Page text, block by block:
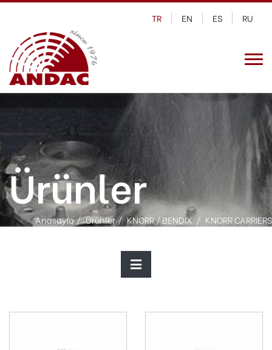
TR EN ES RU
Ürünler
Anasayfa Ürünler KNORR / BENDIX KNORR CARRIERS